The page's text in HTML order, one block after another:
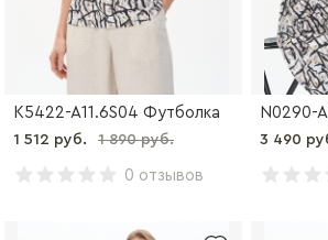
K5422-A11.6S04 Футболка
1 512 руб. 1 890 руб.
0 отзывов
N0290-
3 490